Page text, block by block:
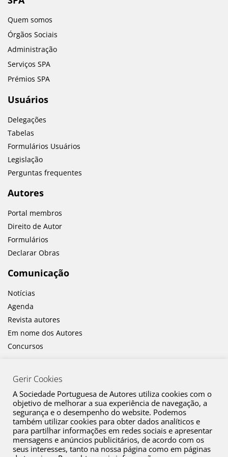
Quem somos
Órgãos Sociais
Administração
Serviços SPA
Prémios SPA
Usuários
Delegações
Tabelas
Formulários Usuários
Legislação
Perguntas frequentes
Autores
Portal membros
Direito de Autor
Formulários
Declarar Obras
Comunicação
Notícias
Agenda
Revista autores
Em nome dos Autores
Concursos
Canal de Denúncia
Plano de Prevenção de Riscos de Corrupção e Infrações Conexas
Gerir Cookies
A Sociedade Portuguesa de Autores utiliza cookies com o
objetivo de melhorar a sua experiência de navegação, a
segurança e o desempenho do website. Podemos
também utilizar cookies para obter dados analíticos e
para partilhar informações em redes sociais e apresentar
mensagens e anúncios publicitários, de acordo com os
seus interesses, tanto na nossa página como em páginas